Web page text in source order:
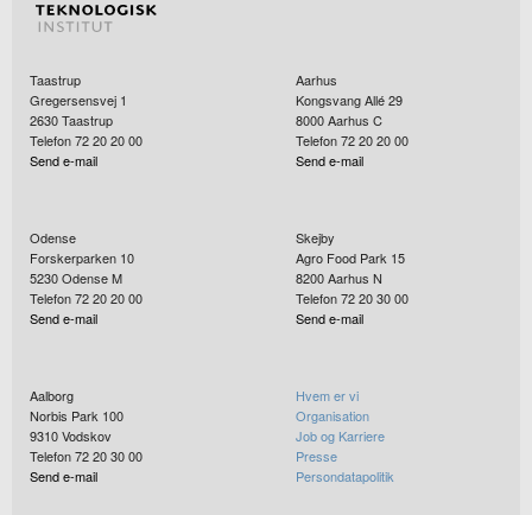
Taastrup
Gregersensvej 1
2630Taastrup
Telefon 72 20 20 00
Send e-mail
Aarhus
Kongsvang Allé 29
8000Aarhus C
Telefon 72 20 20 00
Send e-mail
Odense
Forskerparken 10
5230Odense M
Telefon 72 20 20 00
Send e-mail
Skejby
Agro Food Park 15
8200Aarhus N
Telefon 72 20 30 00
Send e-mail
Aalborg
Norbis Park 100
9310Vodskov
Telefon 72 20 30 00
Send e-mail
Hvem er vi
Organisation
Job og Karriere
Presse
Persondatapolitik